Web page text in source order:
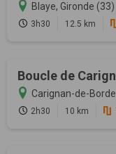
Blaye, Gironde (33)
3h30 12.5 km
Boucle de
Carignan-de-
2h30 10 km